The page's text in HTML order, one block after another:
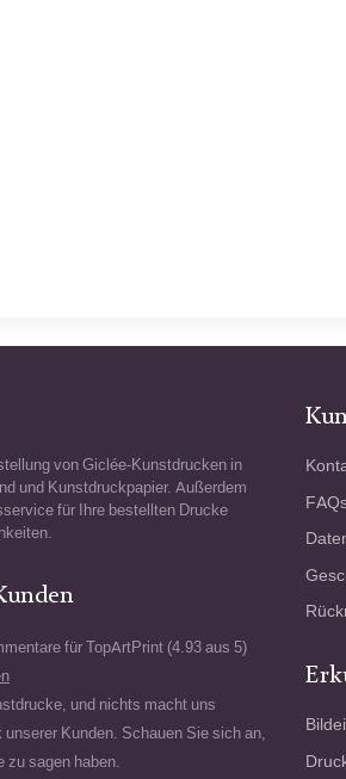
von Giclée-Kunstdrucken in
und Kunstdruckpapier. Außerdem
für Ihre bestellten Drucke
für TopArtPrint (4.93 aus 5)
und nichts macht uns
Kunden. Schauen Sie sich an,
zu sagen haben.